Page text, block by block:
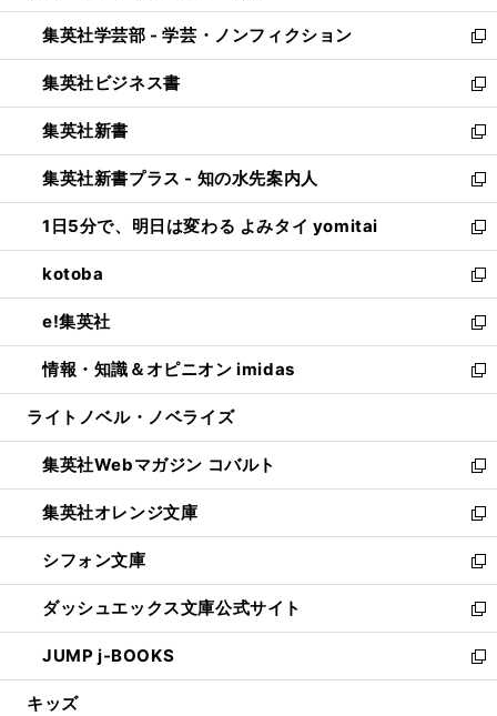
開
く
ウ
で
開
く
ン
ド
ウ
で
開
く
ウ
ィ
ン
ド
ウ
で
開
く
集英社学芸部 - 学芸・ノンフィクション
新
し
い
ウ
ィ
ン
ド
ウ
で
開
く
集英社ビジネス書
新
し
い
ウ
ィ
ン
ド
ウ
で
開
く
集英社新書
新
し
い
ウ
ィ
ン
ド
ウ
で
開
く
集英社新書プラス - 知の水先案内人
新
し
い
ウ
ィ
ン
ド
ウ
で
開
1日5分で、明日は変わる よみタイ yomitai
新
し
い
ウ
ィ
ン
ド
ウ
開
く
kotoba
新
し
い
ウ
ィ
ン
ウ
で
開
く
e!集英社
新
し
い
ウ
ン
ド
ウ
で
開
く
情報・知識＆オピニオン imidas
新
し
ウ
ィ
ン
ド
ウ
で
開
く
ライトノベル・ノベライズ
集英社Webマガジン コバルト
新
し
い
ウ
ィ
ン
ド
ウ
で
開
集英社オレンジ文庫
新
し
い
ウ
ィ
ン
ド
ウ
シフォン文庫
新
し
い
ウ
ィ
ン
ダッシュエックス文庫公式サイト
新
し
い
ウ
JUMP j-BOOKS
新
し
キッズ